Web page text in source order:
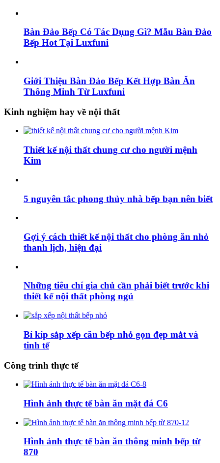
Bàn Đảo Bếp Có Tác Dụng Gì? Mẫu Bàn Đảo
Bếp Hot Tại Luxfuni
Giới Thiệu Bàn Đảo Bếp Kết Hợp Bàn Ăn
Thông Minh Từ Luxfuni
Kinh nghiệm hay về nội thất
Thiết kế nội thất chung cư cho người mệnh
Kim
5 nguyên tắc phong thủy nhà bếp bạn nên biết
Gợi ý cách thiết kế nội thất cho phòng ăn nhỏ
thanh lịch, hiện đại
Những tiêu chí gia chủ cần phải biết trước khi
thiết kế nội thất phòng ngủ
Bí kíp sắp xếp căn bếp nhỏ gọn đẹp mắt và
tinh tế
Công trình thực tế
Hình ảnh thực tế bàn ăn mặt đá C6
Hình ảnh thực tế bàn ăn thông minh bếp từ
870